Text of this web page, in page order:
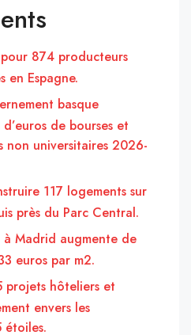
874 producteurs
en Espagne.
basque
de bourses et
non universitaires 2026-
117 logements sur
près du Parc Central.
Madrid augmente de
euros par m2.
projets hôteliers et
envers les
étoiles.